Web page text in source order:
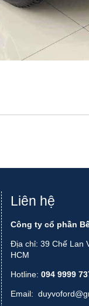
Liên hệ
Công ty cổ phần
Địa chỉ: 39 Chế Lan
HCM
Hotline: 094 9999
Email: